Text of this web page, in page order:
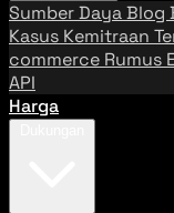
Sumber DayaBlog
Kasus Kemitraan
commerce Rumus
API
Harga